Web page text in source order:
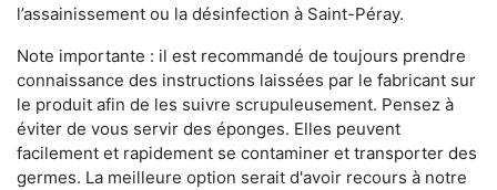
l’assainissement ou la désinfection à Saint-Péray.
Note importante : il est recommandé de toujours prendre
connaissance des instructions laissées par le fabricant sur
le produit afin de les suivre scrupuleusement. Pensez à
éviter de vous servir des éponges. Elles peuvent
facilement et rapidement se contaminer et transporter des
germes. La meilleure option serait d'avoir recours à notre